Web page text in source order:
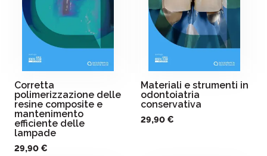
Corretta
polimerizzazione delle
resine composite e
mantenimento
efficiente delle
lampade
29,90 €
Materiali e strumenti in
odontoiatria
conservativa
29,90 €